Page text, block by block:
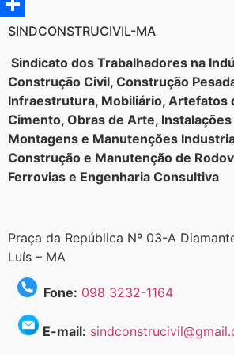
Twitter
Share
SINDCONSTRUCIVIL-MA
Sindicato dos Trabalhadores na
Construção Civil, Construção
Infraestrutura, Mobiliário, Artefatos
Cimento, Obras de Arte,
Montagens e Manutenções
Construção e Manutenção de
Ferrovias e Engenharia Consultiva
Praça da República Nº 03-A
Luís – MA
Fone: 098 3232-1164
E-mail: